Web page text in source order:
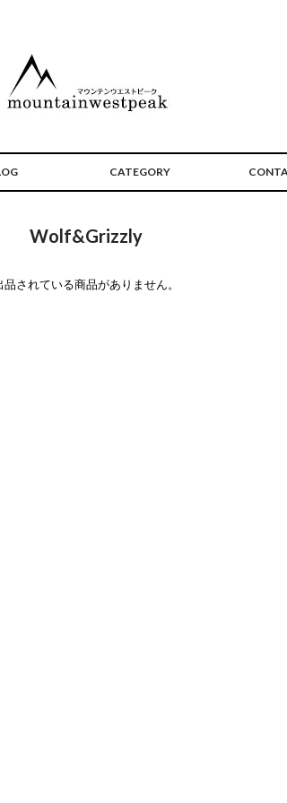
CATEGORY
Wolf&Grizzly
品されている商品がありません。